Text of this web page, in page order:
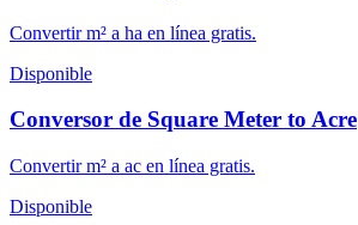
Convertir m² a ha en línea gratis.
Disponible
Conversor de Square Meter to Acre
Convertir m² a ac en línea gratis.
Disponible